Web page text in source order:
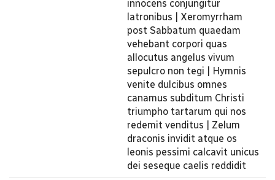
innocens conjungitur
latronibus | Xeromyrrham
post Sabbatum quaedam
vehebant corpori quas
allocutus angelus vivum
sepulcro non tegi | Hymnis
venite dulcibus omnes
canamus subditum Christi
triumpho tartarum qui nos
redemit venditus | Zelum
draconis invidit atque os
leonis pessimi calcavit unicus
dei seseque caelis reddidit